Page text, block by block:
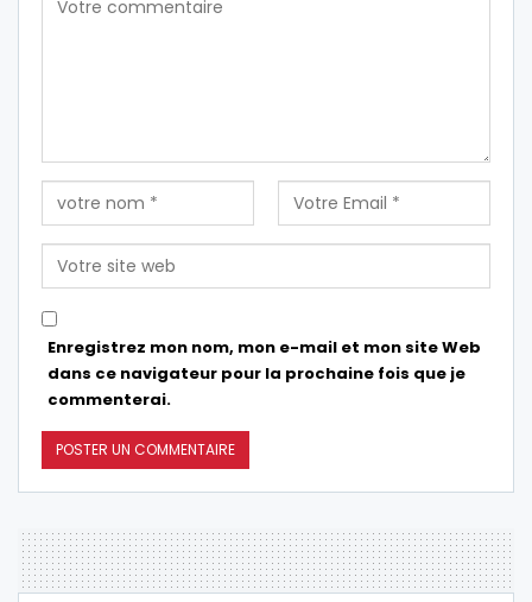
Enregistrez mon nom, mon e-mail et mon site Web
dans ce navigateur pour la prochaine fois que je
commenterai.